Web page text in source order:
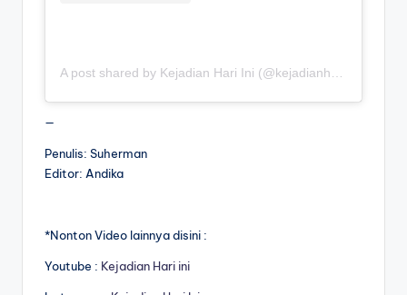
—
Penulis: Suherman
Editor: Andika
*Nonton Video lainnya disini :
Youtube : Kejadian Hari ini